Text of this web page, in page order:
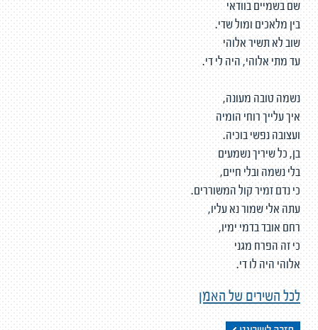
שם בשמיים בוודאי
בין מלאכים ומול שדי.
שוב לא תשיר אלוהי
עד מתי אלוהי, היה לי די.
נשמה טובה מעונה,
איך עלייך רוחי הומיה
ועצובה נפשי בוכיה.
בן, כל שיריך נשמעים
בלי נשמה ובלי חיים,
כי נדם זמיר קול המשוררים.
עתה אלי שמור נא עליו,
רחם אובד בדמי ימיו,
כי זה הפרח מגני
אלוהי היה לו די.
לכל השירים של האמן